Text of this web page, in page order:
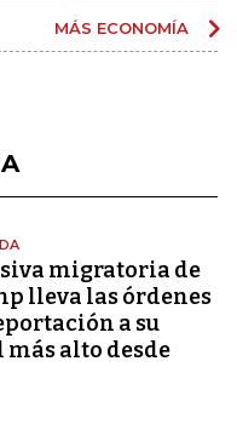
MÁS ECONOMÍA
migratoria de
lleva las órdenes
a su
más alto desde